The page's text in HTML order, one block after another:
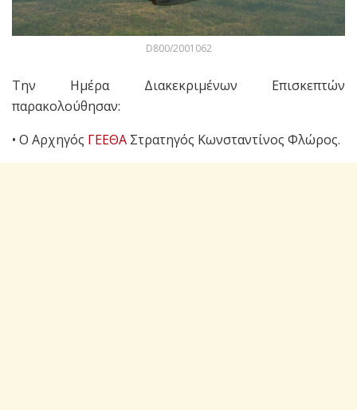
D800/2001062
Την Ημέρα Διακεκριμένων Επισκεπτών
παρακολούθησαν:
• Ο Αρχηγός ΓΕΕΘΑ Στρατηγός Κωνσταντίνος Φλώρος.